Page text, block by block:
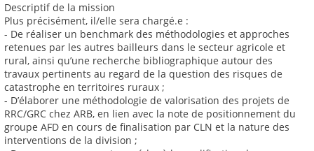
Descriptif de la mission
Plus précisément, il/elle sera chargé.e :
- De réaliser un benchmark des méthodologies et approches
retenues par les autres bailleurs dans le secteur agricole et
rural, ainsi qu’une recherche bibliographique autour des
travaux pertinents au regard de la question des risques de
catastrophe en territoires ruraux ;
- D’élaborer une méthodologie de valorisation des projets de
RRC/GRC chez ARB, en lien avec la note de positionnement du
groupe AFD en cours de finalisation par CLN et la nature des
interventions de la division ;